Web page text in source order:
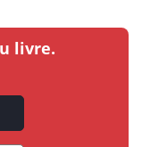
livre.